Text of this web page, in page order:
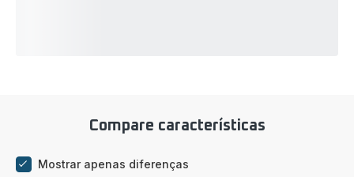
Compare características
Mostrar apenas diferenças